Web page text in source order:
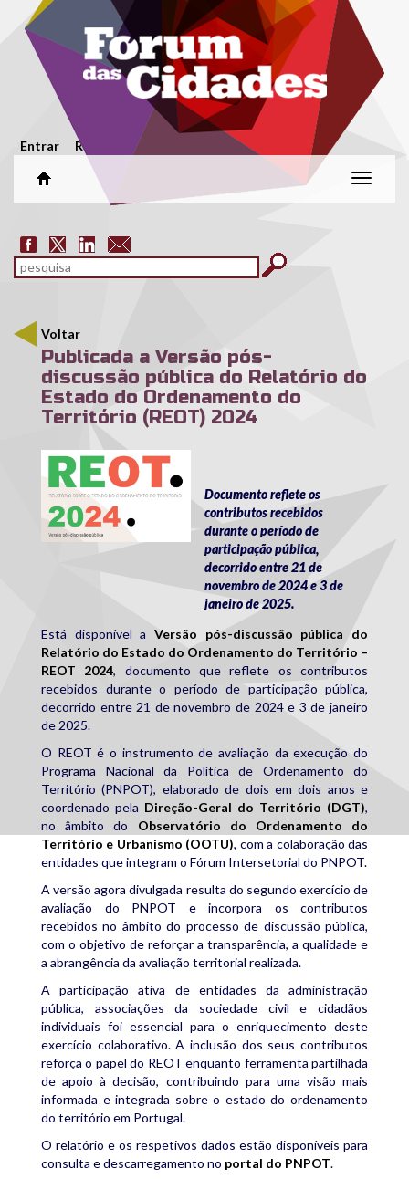
Passar para o conteúdo principal
Menu secundário
Entrar Registar
Alterar
Formulário de pesquisa
pesquisar
Voltar
Publicada a Versão pós-
discussão pública do Relatório do
Estado do Ordenamento do
Território (REOT) 2024
reot_2024.jpg
Documento reflete os
contributos recebidos
durante o período de
participação pública,
decorrido entre 21 de
novembro de 2024 e 3 de
janeiro de 2025.
Está disponível a Versão pós-discussão pública do
Relatório do Estado do Ordenamento do Território –
REOT 2024, documento que reflete os contributos
recebidos durante o período de participação pública,
decorrido entre 21 de novembro de 2024 e 3 de janeiro
de 2025.
O REOT é o instrumento de avaliação da execução do
Programa Nacional da Política de Ordenamento do
Território (PNPOT), elaborado de dois em dois anos e
coordenado pela Direção-Geral do Território (DGT),
no âmbito do Observatório do Ordenamento do
Território e Urbanismo (OOTU), com a colaboração das
entidades que integram o Fórum Intersetorial do PNPOT.
A versão agora divulgada resulta do segundo exercício de
avaliação do PNPOT e incorpora os contributos
recebidos no âmbito do processo de discussão pública,
com o objetivo de reforçar a transparência, a qualidade e
a abrangência da avaliação territorial realizada.
A participação ativa de entidades da administração
pública, associações da sociedade civil e cidadãos
individuais foi essencial para o enriquecimento deste
exercício colaborativo. A inclusão dos seus contributos
reforça o papel do REOT enquanto ferramenta partilhada
de apoio à decisão, contribuindo para uma visão mais
informada e integrada sobre o estado do ordenamento
do território em Portugal.
O relatório e os respetivos dados estão disponíveis para
consulta e descarregamento no portal do PNPOT.